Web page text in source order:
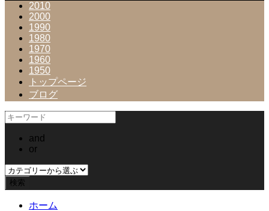
2010
2000
1990
1980
1970
1960
1950
トップページ
ブログ
and
or
ホーム